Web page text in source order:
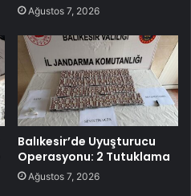
Ağustos 7, 2026
Balıkesir’de Uyuşturucu
Operasyonu: 2 Tutuklama
Ağustos 7, 2026